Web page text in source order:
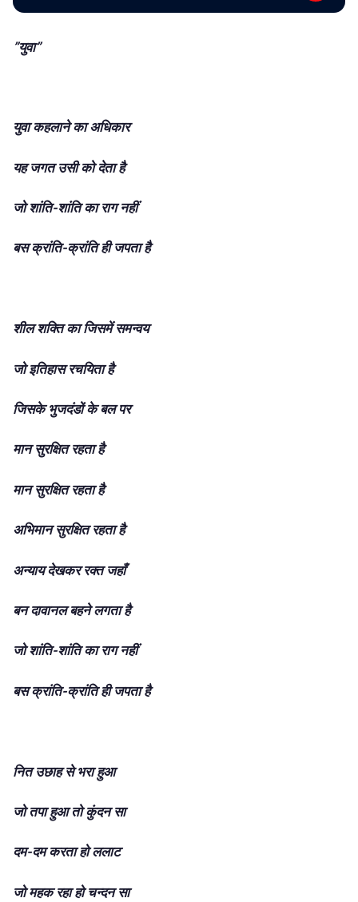
”युवा”
युवा कहलाने का अधिकार
यह जगत उसी को देता है
जो शांति-शांति का राग नहीं
बस क्रांति-क्रांति ही जपता है
शील शक्ति का जिसमें समन्वय
जो इतिहास रचयिता है
जिसके भुजदंडों के बल पर
मान सुरक्षित रहता है
मान सुरक्षित रहता है
अभिमान सुरक्षित रहता है
अन्याय देखकर रक्त जहाँ
बन दावानल बहने लगता है
जो शांति-शांति का राग नहीं
बस क्रांति-क्रांति ही जपता है
नित उछाह से भरा हुआ
जो तपा हुआ तो कुंदन सा
दम-दम करता हो ललाट
जो महक रहा हो चन्दन सा